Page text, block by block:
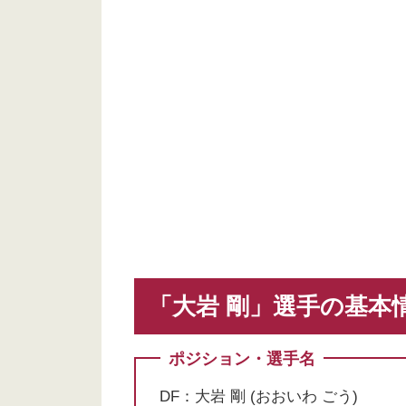
「大岩 剛」選手の基本
ポジション・選手名
DF：大岩 剛 (おおいわ ごう)